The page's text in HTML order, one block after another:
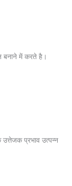
बनाने में करते है।
उत्तेजक प्रभाव उत्पन्न